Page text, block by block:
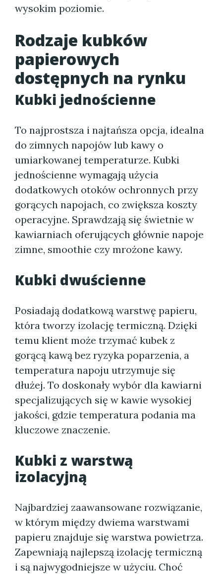
wysokim poziomie.
Rodzaje kubków
papierowych
dostępnych na rynku
Kubki jednościenne
To najprostsza i najtańsza opcja, idealna
do zimnych napojów lub kawy o
umiarkowanej temperaturze. Kubki
jednościenne wymagają użycia
dodatkowych otoków ochronnych przy
gorących napojach, co zwiększa koszty
operacyjne. Sprawdzają się świetnie w
kawiarniach oferujących głównie napoje
zimne, smoothie czy mrożone kawy.
Kubki dwuścienne
Posiadają dodatkową warstwę papieru,
która tworzy izolację termiczną. Dzięki
temu klient może trzymać kubek z
gorącą kawą bez ryzyka poparzenia, a
temperatura napoju utrzymuje się
dłużej. To doskonały wybór dla kawiarni
specjalizujących się w kawie wysokiej
jakości, gdzie temperatura podania ma
kluczowe znaczenie.
Kubki z warstwą
izolacyjną
Najbardziej zaawansowane rozwiązanie,
w którym między dwiema warstwami
papieru znajduje się warstwa powietrza.
Zapewniają najlepszą izolację termiczną
i są najwygodniejsze w użyciu. Choć